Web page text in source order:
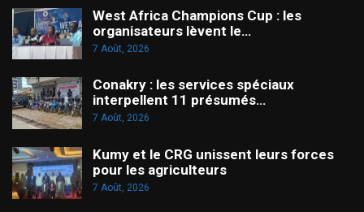
West Africa Champions Cup : les
organisateurs lèvent le…
7 Août, 2026
Conakry : les services spéciaux
interpellent 11 présumés…
7 Août, 2026
Kumy et le CRG unissent leurs forces
pour les agriculteurs
7 Août, 2026